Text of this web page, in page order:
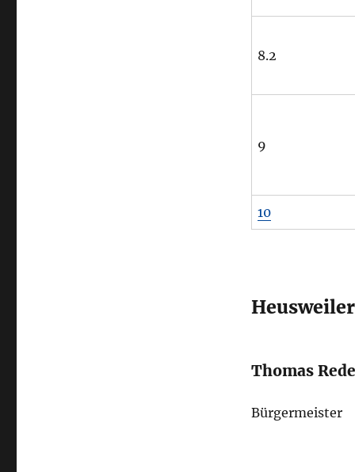
8.2
9
10
Thomas
Bürgermeister